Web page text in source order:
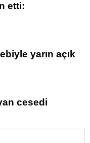
etti:
yarın açık
cesedi